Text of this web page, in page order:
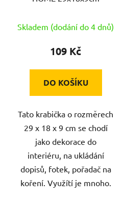
Skladem (dodání do 4 dnů)
109 Kč
DO KOŠÍKU
Tato krabička o rozměrech
29 x 18 x 9 cm se chodí
jako dekorace do
interiéru, na ukládání
dopisů, fotek, pořadač na
koření. Využítí je mnoho.